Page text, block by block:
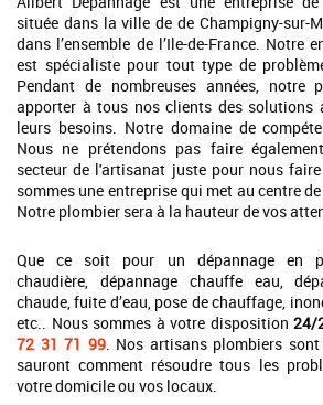
située dans la ville de de Champigny-sur-
dans l’ensemble de l’Ile-de-France. Notre
est spécialiste pour tout type de
Pendant de nombreuses années, notre
apporter à tous nos clients des solutions
leurs besoins. Notre domaine de
Nous ne prétendons pas faire
secteur de l'artisanat juste pour nous
sommes une entreprise qui met au centre
Notre plombier sera à la hauteur de vos
Que ce soit pour un dépannage en
chaudière, dépannage chauffe eau,
chaude, fuite d’eau, pose de chauffage,
etc.. Nous sommes à votre disposition24/
72 31 71 99. Nos artisans plombiers
sauront comment résoudre tous les
votre domicile ou vos locaux.